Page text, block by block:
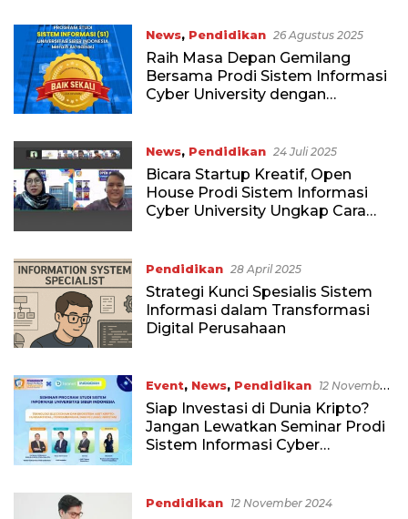
News, Pendidikan 26 Agustus 2025
Raih Masa Depan Gemilang
Bersama Prodi Sistem Informasi
Cyber University dengan
News, Pendidikan 24 Juli 2025
Bicara Startup Kreatif, Open
House Prodi Sistem Informasi
Cyber University Ungkap Cara
Pendidikan 28 April 2025
Strategi Kunci Spesialis Sistem
Informasi dalam Transformasi
Digital Perusahaan
Event, News, Pendidikan
12 November
2024
Siap Investasi di Dunia Kripto?
Jangan Lewatkan Seminar Prodi
Sistem Informasi Cyber
Pendidikan 12 November 2024